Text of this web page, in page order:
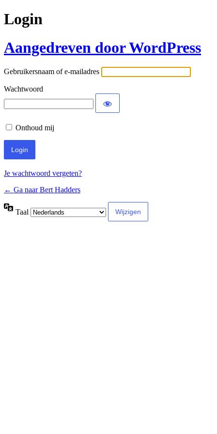
Login
Aangedreven door WordPress
Gebruikersnaam of e-mailadres
Wachtwoord
Onthoud mij
Je wachtwoord vergeten?
← Ga naar Bert Hadders
Taal